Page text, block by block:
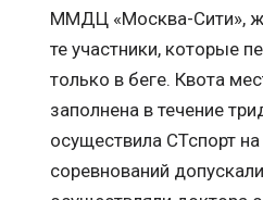
ММДЦ «Москва-Сити»,
те участники, которые
только в беге. Квота
заполнена в течение
осуществила СТспорт
соревнований